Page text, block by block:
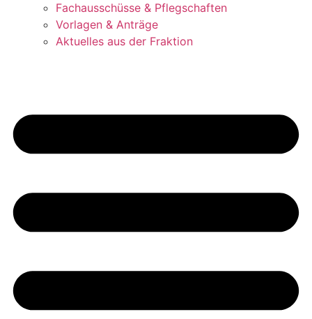
Fachausschüsse & Pflegschaften
Vorlagen & Anträge
Aktuelles aus der Fraktion